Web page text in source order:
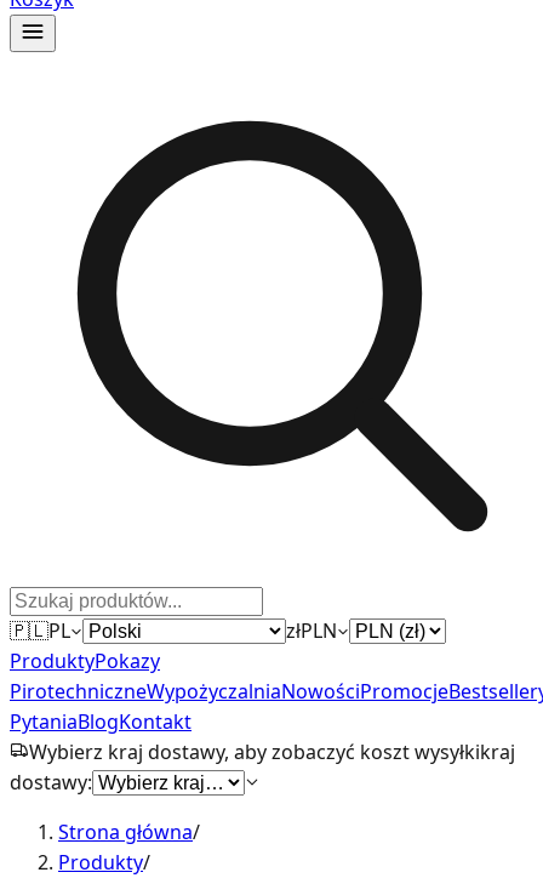
🇵🇱PL złPLN
ProduktyPokazy
PirotechniczneWypożyczalniaNowościPromocje
PytaniaBlogKontakt
Wybierz kraj dostawy, aby zobaczyć koszt wysyłkikraj
dostawy:
Strona główna/
Produkty/